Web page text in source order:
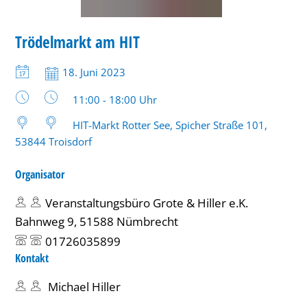
KATEGORIE: MARKT
Trödelmarkt am HIT
Datum:
18. Juni 2023
Uhrzeit:
11:00 - 18:00 Uhr
HIT-Markt Rotter See, Spicher Straße 101,
53844 Troisdorf
Organisator
Veranstaltungsbüro Grote & Hiller e.K.
Bahnweg 9, 51588 Nümbrecht
01726035899
Kontakt
Michael Hiller